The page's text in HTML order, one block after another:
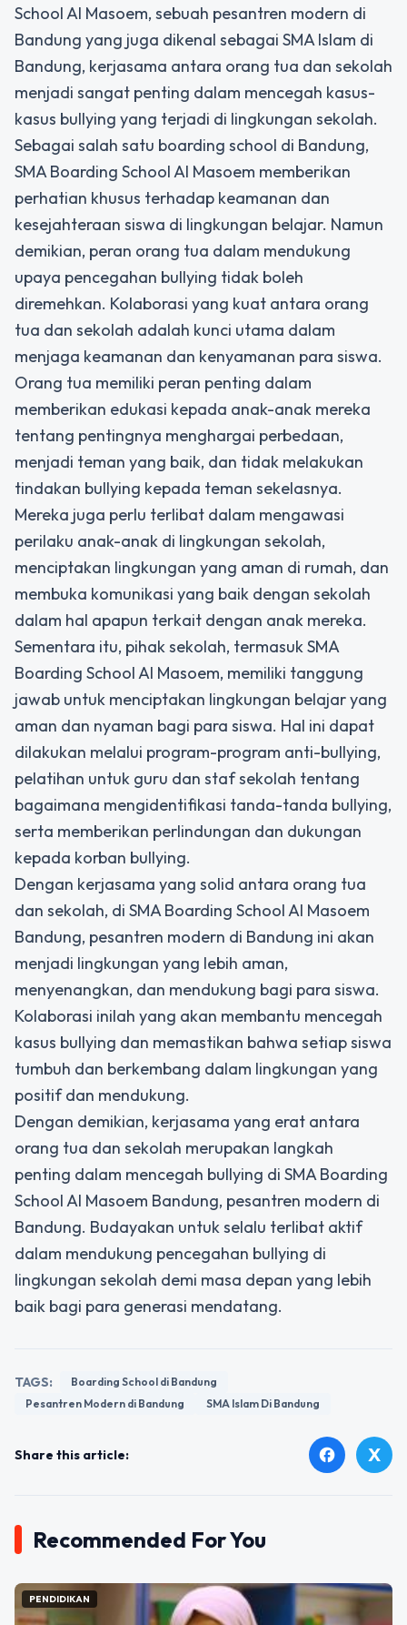
School Al Masoem, sebuah pesantren modern di
Bandung yang juga dikenal sebagai SMA Islam di
Bandung, kerjasama antara orang tua dan sekolah
menjadi sangat penting dalam mencegah kasus-
kasus bullying yang terjadi di lingkungan sekolah.
Sebagai salah satu boarding school di Bandung,
SMA Boarding School Al Masoem memberikan
perhatian khusus terhadap keamanan dan
kesejahteraan siswa di lingkungan belajar. Namun
demikian, peran orang tua dalam mendukung
upaya pencegahan bullying tidak boleh
diremehkan. Kolaborasi yang kuat antara orang
tua dan sekolah adalah kunci utama dalam
menjaga keamanan dan kenyamanan para siswa.
Orang tua memiliki peran penting dalam
memberikan edukasi kepada anak-anak mereka
tentang pentingnya menghargai perbedaan,
menjadi teman yang baik, dan tidak melakukan
tindakan bullying kepada teman sekelasnya.
Mereka juga perlu terlibat dalam mengawasi
perilaku anak-anak di lingkungan sekolah,
menciptakan lingkungan yang aman di rumah, dan
membuka komunikasi yang baik dengan sekolah
dalam hal apapun terkait dengan anak mereka.
Sementara itu, pihak sekolah, termasuk SMA
Boarding School Al Masoem, memiliki tanggung
jawab untuk menciptakan lingkungan belajar yang
aman dan nyaman bagi para siswa. Hal ini dapat
dilakukan melalui program-program anti-bullying,
pelatihan untuk guru dan staf sekolah tentang
bagaimana mengidentifikasi tanda-tanda bullying,
serta memberikan perlindungan dan dukungan
kepada korban bullying.
Dengan kerjasama yang solid antara orang tua
dan sekolah, di SMA Boarding School Al Masoem
Bandung, pesantren modern di Bandung ini akan
menjadi lingkungan yang lebih aman,
menyenangkan, dan mendukung bagi para siswa.
Kolaborasi inilah yang akan membantu mencegah
kasus bullying dan memastikan bahwa setiap siswa
tumbuh dan berkembang dalam lingkungan yang
positif dan mendukung.
Dengan demikian, kerjasama yang erat antara
orang tua dan sekolah merupakan langkah
penting dalam mencegah bullying di SMA Boarding
School Al Masoem Bandung, pesantren modern di
Bandung. Budayakan untuk selalu terlibat aktif
dalam mendukung pencegahan bullying di
lingkungan sekolah demi masa depan yang lebih
baik bagi para generasi mendatang.
TAGS:
Boarding School di Bandung
Pesantren Modern di Bandung
SMA Islam Di Bandung
Share this article: facebook X
Recommended For You
PENDIDIKAN